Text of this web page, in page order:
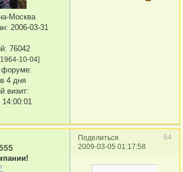
Москва
: 2006-03-31
76042
10-04]
форуме:
4 дня
визит:
14:00:01
Поделиться
64
2009-03-05 01:17:58